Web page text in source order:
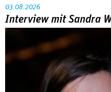
03.08.2026
Interview mit Sandra